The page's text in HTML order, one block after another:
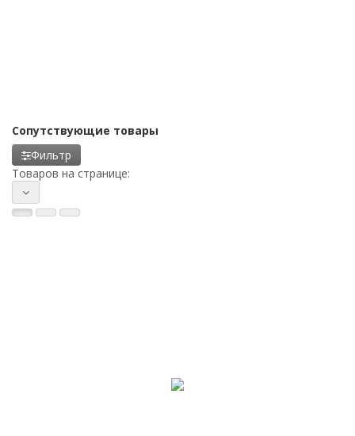
Сопутствующие товары
Фильтр
Товаров на странице: